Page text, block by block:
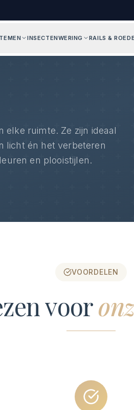
INSECTENWERING RAILS &
elke ruimte. Ze zijn ideaal
licht én het verbeteren
en plooistijlen.
VOORDELEN
voor